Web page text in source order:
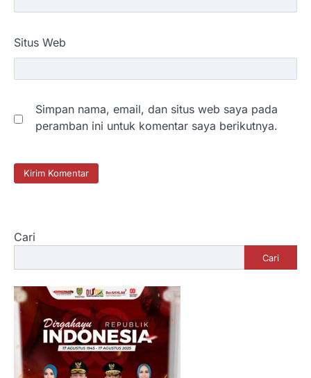
Situs Web
Simpan nama, email, dan situs web saya pada
peramban ini untuk komentar saya berikutnya.
Cari
Cari